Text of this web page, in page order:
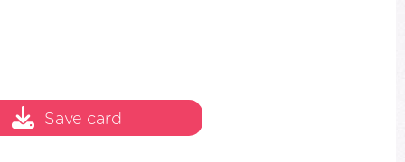
Save card